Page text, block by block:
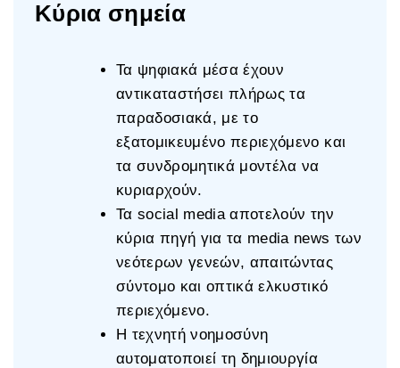
Κύρια σημεία
Τα ψηφιακά μέσα έχουν
αντικαταστήσει πλήρως τα
παραδοσιακά, με το
εξατομικευμένο περιεχόμενο και
τα συνδρομητικά μοντέλα να
κυριαρχούν.
Τα social media αποτελούν την
κύρια πηγή για τα media news των
νεότερων γενεών, απαιτώντας
σύντομο και οπτικά ελκυστικό
περιεχόμενο.
Η τεχνητή νοημοσύνη
αυτοματοποιεί τη δημιουργία